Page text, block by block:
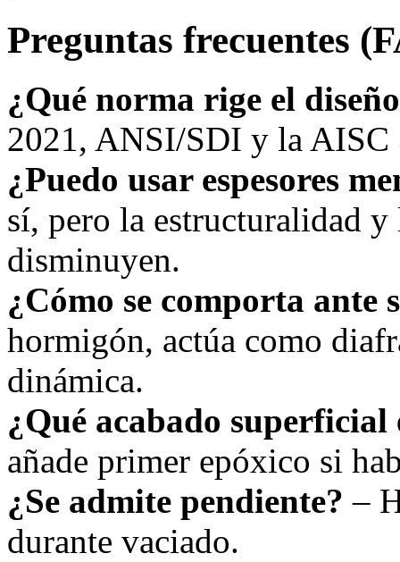
Preguntas frecuentes
¿Qué norma rige el
2021, ANSI/SDI y la AISC
¿Puedo usar espesores
sí, pero la estructuralidad
disminuyen.
¿Cómo se comporta ante
hormigón, actúa como
dinámica.
¿Qué acabado superficial
añade primer epóxico si
¿Se admite pendiente? –
durante vaciado.